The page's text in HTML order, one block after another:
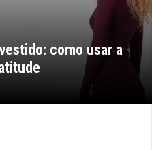
como usar a